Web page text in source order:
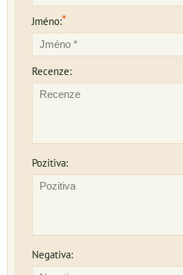
Jméno:*
Recenze:
Pozitiva:
Negativa: